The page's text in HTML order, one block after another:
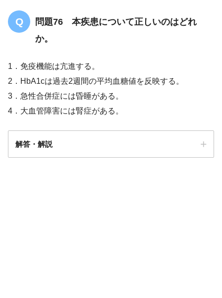
問題76 本疾患について正しいのはどれ
か。
1．免疫機能は亢進する。
2．HbA1cは過去2週間の平均血糖値を反映する。
3．急性合併症には昏睡がある。
4．大血管障害には腎症がある。
解答・解説